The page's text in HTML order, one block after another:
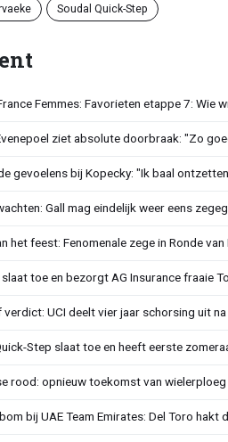
Soudal Quick-Step
Femmes: Favorieten etappe 7: Wie
ziet absolute doorbraak: "Zo
gevoelens bij Kopecky: "Ik baal
Gall mag eindelijk weer eens
het feest: Fenomenale zege in Ronde van
toe en bezorgt AG Insurance fraaie
UCI deelt vier jaar schorsing uit
Step slaat toe en heeft eerste
rood: opnieuw toekomst van wielerploeg
bij UAE Team Emirates: Del Toro